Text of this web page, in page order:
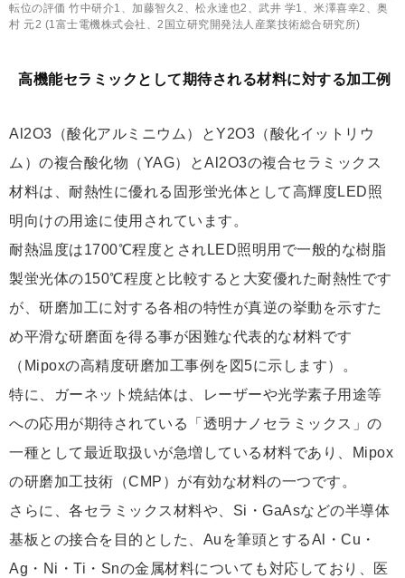
転位の評価 竹中研介1、加藤智久2、松永達也2、武井 学1、米澤喜幸2、奥
村 元2 (1富士電機株式会社、2国立研究開発法人産業技術総合研究所)
高機能セラミックとして期待される材料に対する加工例
Al2O3（酸化アルミニウム）とY2O3（酸化イットリウ
ム）の複合酸化物（YAG）とAl2O3の複合セラミックス
材料は、耐熱性に優れる固形蛍光体として高輝度LED照
明向けの用途に使用されています。
耐熱温度は1700℃程度とされLED照明用で一般的な樹脂
製蛍光体の150℃程度と比較すると大変優れた耐熱性です
が、研磨加工に対する各相の特性が真逆の挙動を示すた
め平滑な研磨面を得る事が困難な代表的な材料です
（Mipoxの高精度研磨加工事例を図5に示します）。
特に、ガーネット焼結体は、レーザーや光学素子用途等
への応用が期待されている「透明ナノセラミックス」の
一種として最近取扱いが急増している材料であり、Mipox
の研磨加工技術（CMP）が有効な材料の一つです。
さらに、各セラミックス材料や、Si・GaAsなどの半導体
基板との接合を目的とした、Auを筆頭とするAl・Cu・
Ag・Ni・Ti・Snの金属材料についても対応しており、医